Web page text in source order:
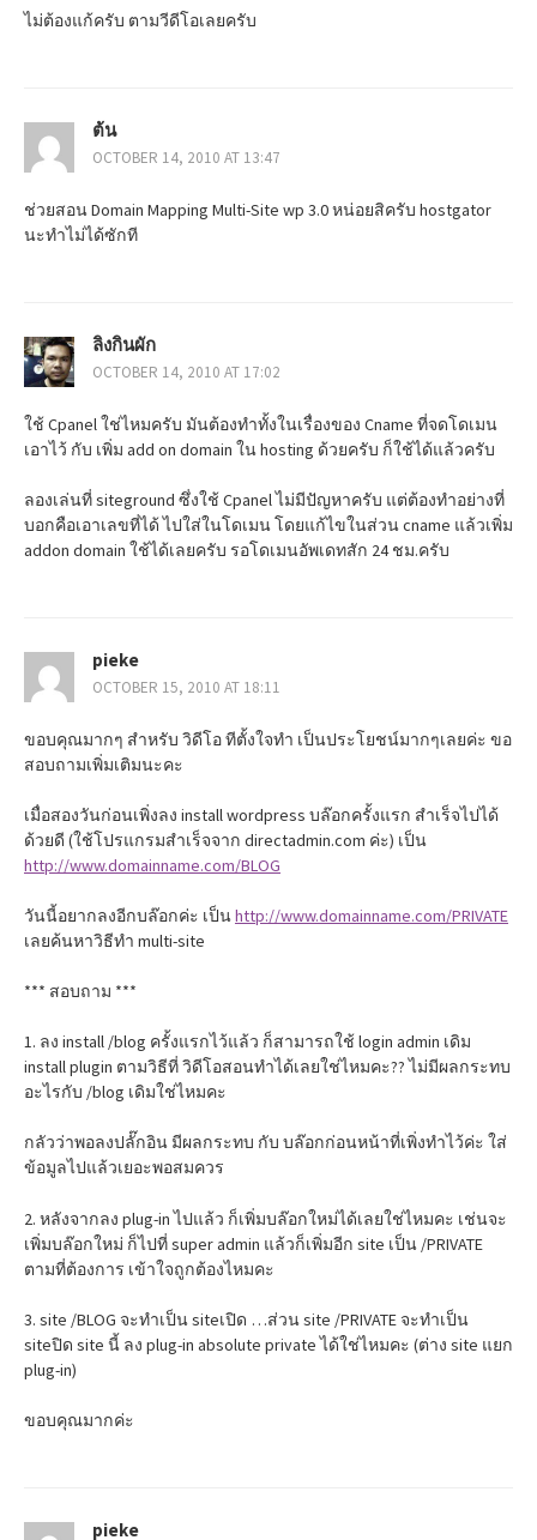
t
o
n
ไม่ต้องแก้ครับ ตามวีดีโอเลยครับ
ต้น
OCTOBER 14, 2010 AT 13:47
ช่วยสอน Domain Mapping Multi-Site wp 3.0 หน่อยสิครับ hostgator
นะทำไม่ได้ซักที
ลิงกินผัก
OCTOBER 14, 2010 AT 17:02
ใช้ Cpanel ใช่ไหมครับ มันต้องทำทั้งในเรื่องของ Cname ที่จดโดเมน
เอาไว้ กับ เพิ่ม add on domain ใน hosting ด้วยครับ ก็ใช้ได้แล้วครับ
ลองเล่นที่ siteground ซึ่งใช้ Cpanel ไม่มีปัญหาครับ แต่ต้องทำอย่างที่
บอกคือเอาเลขที่ได้ ไปใส่ในโดเมน โดยแก้ไขในส่วน cname แล้วเพิ่ม
addon domain ใช้ได้เลยครับ รอโดเมนอัพเดทสัก 24 ชม.ครับ
pieke
OCTOBER 15, 2010 AT 18:11
ขอบคุณมากๆ สำหรับ วิดีโอ ทีตั้งใจทำ เป็นประโยชน์มากๆเลยค่ะ ขอ
สอบถามเพิ่มเติมนะคะ
เมื่อสองวันก่อนเพิ่งลง install wordpress บล๊อกครั้งแรก สำเร็จไปได้
ด้วยดี (ใช้โปรแกรมสำเร็จจาก directadmin.com ค่ะ) เป็น
http://www.domainname.com/BLOG
วันนี้อยากลงอีกบล๊อกค่ะ เป็นhttp://www.domainname.com/PRIVATE
เลยค้นหาวิธีทำ multi-site
*** สอบถาม ***
1. ลง install /blog ครั้งแรกไว้แล้ว ก็สามารถใช้ login admin เดิม
install plugin ตามวิธีที่ วิดีโอสอนทำได้เลยใช่ไหมคะ?? ไม่มีผลกระทบ
อะไรกับ /blog เดิมใช่ไหมคะ
กลัวว่าพอลงปลั๊กอิน มีผลกระทบ กับ บล๊อกก่อนหน้าที่เพิ่งทำไว้ค่ะ ใส่
ข้อมูลไปแล้วเยอะพอสมควร
2. หลังจากลง plug-in ไปแล้ว ก็เพิ่มบล๊อกใหม่ได้เลยใช่ไหมคะ เช่นจะ
เพิ่มบล๊อกใหม่ ก็ไปที่ super admin แล้วก็เพิ่มอีก site เป็น /PRIVATE
ตามที่ต้องการ เข้าใจถูกต้องไหมคะ
3. site /BLOG จะทำเป็น siteเปิด …ส่วน site /PRIVATE จะทำเป็น
siteปิด site นี้ ลง plug-in absolute private ได้ใช่ไหมคะ (ต่าง site แยก
plug-in)
ขอบคุณมากค่ะ
pieke